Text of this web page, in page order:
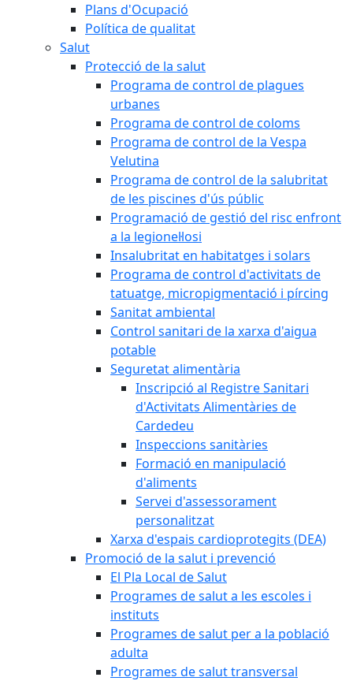
Plans d'Ocupació
Política de qualitat
Salut
Protecció de la salut
Programa de control de plagues
urbanes
Programa de control de coloms
Programa de control de la Vespa
Velutina
Programa de control de la salubritat
de les piscines d'ús públic
Programació de gestió del risc enfront
a la legionel·losi
Insalubritat en habitatges i solars
Programa de control d'activitats de
tatuatge, micropigmentació i pírcing
Sanitat ambiental
Control sanitari de la xarxa d'aigua
potable
Seguretat alimentària
Inscripció al Registre Sanitari
d'Activitats Alimentàries de
Cardedeu
Inspeccions sanitàries
Formació en manipulació
d'aliments
Servei d'assessorament
personalitzat
Xarxa d'espais cardioprotegits (DEA)
Promoció de la salut i prevenció
El Pla Local de Salut
Programes de salut a les escoles i
instituts
Programes de salut per a la població
adulta
Programes de salut transversal